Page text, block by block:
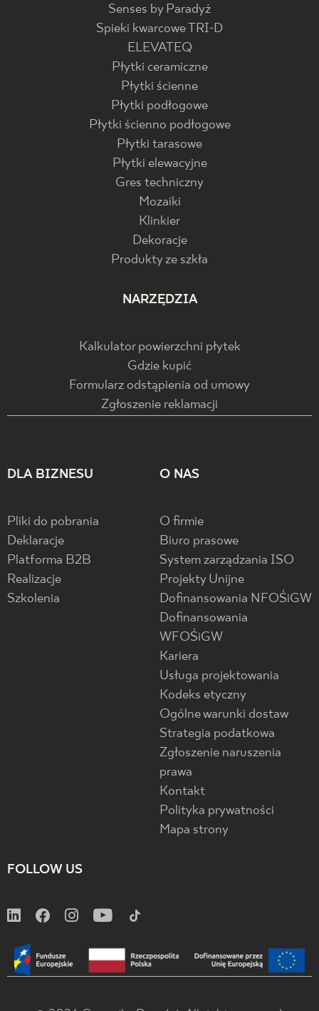
Senses by Paradyż
Spieki kwarcowe TRI-D
ELEVATEQ
Płytki ceramiczne
Płytki ścienne
Płytki podłogowe
Płytki ścienno podłogowe
Płytki tarasowe
Płytki elewacyjne
Gres techniczny
Mozaiki
Klinkier
Dekoracje
Produkty ze szkła
NARZĘDZIA
Kalkulator powierzchni płytek
Gdzie kupić
Formularz odstąpienia od umowy
Zgłoszenie reklamacji
DLA BIZNESU
Pliki do pobrania
Deklaracje
Platforma B2B
Realizacje
Szkolenia
O NAS
O firmie
Biuro prasowe
System zarządzania ISO
Projekty Unijne
Dofinansowania NFOŚiGW
Dofinansowania
WFOŚiGW
Kariera
Usługa projektowania
Kodeks etyczny
Ogólne warunki dostaw
Strategia podatkowa
Zgłoszenie naruszenia
prawa
Kontakt
Polityka prywatności
Mapa strony
FOLLOW US